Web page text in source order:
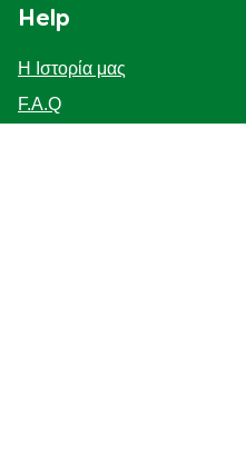
Help
Η Ιστορία μας
F.A.Q